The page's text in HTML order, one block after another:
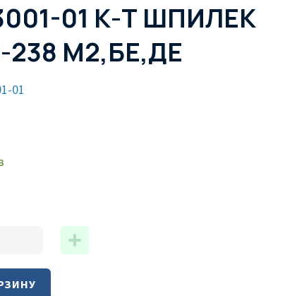
01 К-Т ШПИЛЕК
М2,БЕ,ДЕ
01